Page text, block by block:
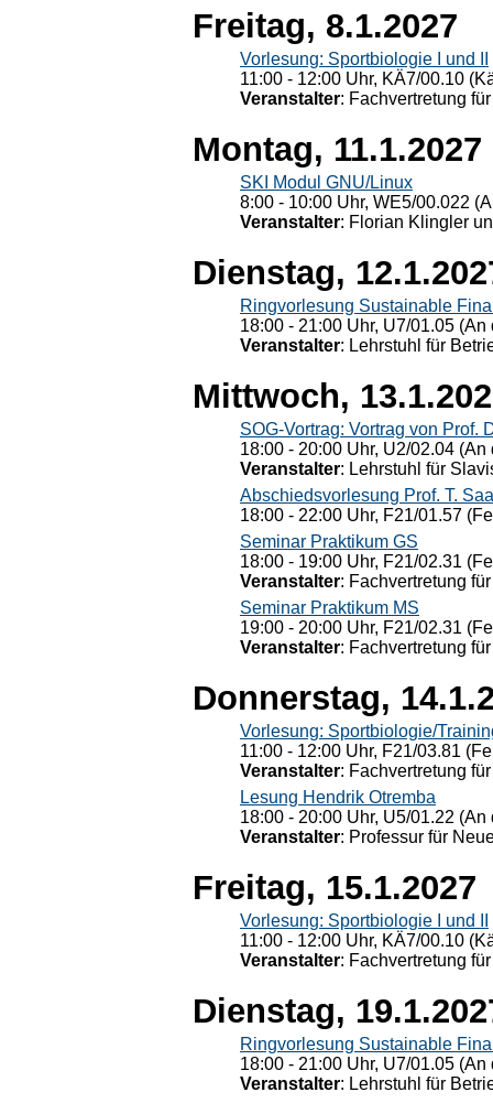
Freitag, 8.1.2027
Vorlesung: Sportbiologie I und II
11:00 - 12:00 Uhr, KÄ7/00.10
Veranstalter: Fachvertretung
Montag, 11.1.2027
SKI Modul GNU/Linux
8:00 - 10:00 Uhr, WE5/00.022
Veranstalter: Florian Klingler
Dienstag,
Ringvorlesung Sustainable
18:00 - 21:00 Uhr, U7/01.05
Veranstalter: Lehrstuhl für
Mittwoch,
SOG-Vortrag: Vortrag von Prof.
18:00 - 20:00 Uhr, U2/02.04
Veranstalter: Lehrstuhl für
Abschiedsvorlesung Prof. T.
18:00 - 22:00 Uhr, F21/01.57
Seminar Praktikum GS
18:00 - 19:00 Uhr, F21/02.31
Veranstalter: Fachvertretung
Seminar Praktikum MS
19:00 - 20:00 Uhr, F21/02.31
Veranstalter: Fachvertretung
Donnerstag,
Vorlesung: Sportbiologie/
11:00 - 12:00 Uhr, F21/03.81
Veranstalter: Fachvertretung
Lesung Hendrik Otremba
18:00 - 20:00 Uhr, U5/01.22
Veranstalter: Professur für
Freitag, 15.1.2027
Vorlesung: Sportbiologie I und II
11:00 - 12:00 Uhr, KÄ7/00.10
Veranstalter: Fachvertretung
Dienstag,
Ringvorlesung Sustainable
18:00 - 21:00 Uhr, U7/01.05
Veranstalter: Lehrstuhl für